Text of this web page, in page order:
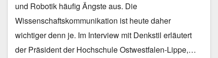
und Robotik häufig Ängste aus. Die
Wissenschaftskommunikation ist heute daher
wichtiger denn je. Im Interview mit Denkstil erläutert
der Präsident der Hochschule Ostwestfalen-Lippe,…